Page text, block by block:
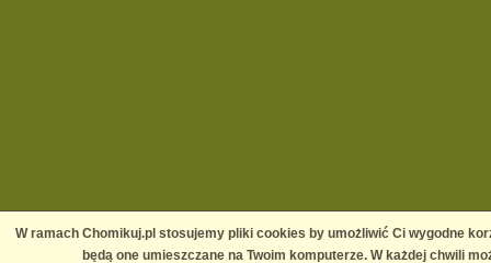
W ramach Chomikuj.pl stosujemy pliki cookies by umożliwić Ci wygodne
będą one umieszczane na Twoim komputerze. W każdej chwili